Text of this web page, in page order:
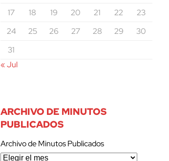
17
18 19 20 21 22
23
24
25 26 27 28 29
30
31
« Jul
ARCHIVO DE MINUTOS
PUBLICADOS
Archivo de Minutos Publicados